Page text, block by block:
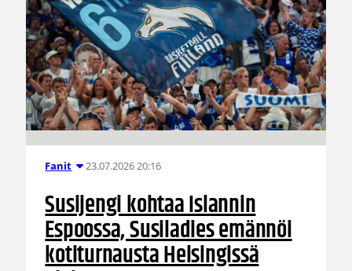
Fanit 23.07.2026 20:16
Susijengi kohtaa Islannin
Espoossa, Susiladies emännöi
kotiturnausta Helsingissä